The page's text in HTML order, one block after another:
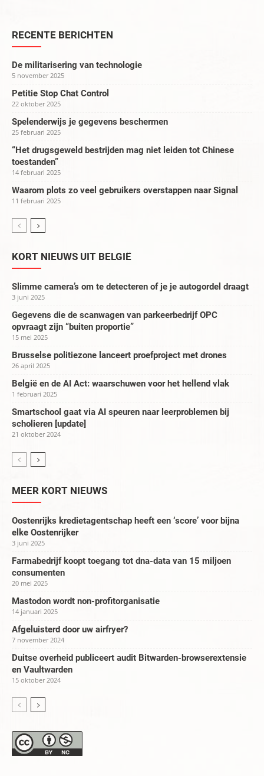
RECENTE BERICHTEN
De militarisering van technologie
5 november 2025
Petitie Stop Chat Control
22 oktober 2025
Spelenderwijs je gegevens beschermen
25 februari 2025
“Het drugsgeweld bestrijden mag niet leiden tot Chinese
toestanden”
14 februari 2025
Waarom plots zo veel gebruikers overstappen naar Signal
11 februari 2025
KORT NIEUWS UIT BELGIË
Slimme camera’s om te detecteren of je je autogordel draagt
3 juni 2025
Gegevens die de scanwagen van parkeerbedrijf OPC
opvraagt zijn “buiten proportie”
15 mei 2025
Brusselse politiezone lanceert proefproject met drones
26 april 2025
België en de AI Act: waarschuwen voor het hellend vlak
1 februari 2025
Smartschool gaat via AI speuren naar leerproblemen bij
scholieren [update]
21 oktober 2024
MEER KORT NIEUWS
Oostenrijks kredietagentschap heeft een ‘score’ voor bijna
elke Oostenrijker
3 juni 2025
Farmabedrijf koopt toegang tot dna-data van 15 miljoen
consumenten
20 mei 2025
Mastodon wordt non-profitorganisatie
14 januari 2025
Afgeluisterd door uw airfryer?
7 november 2024
Duitse overheid publiceert audit Bitwarden-browserextensie
en Vaultwarden
15 oktober 2024